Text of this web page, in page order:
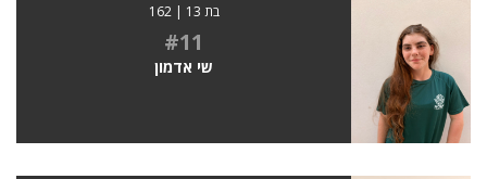
בת 13 | 162
#11
שי אדמון